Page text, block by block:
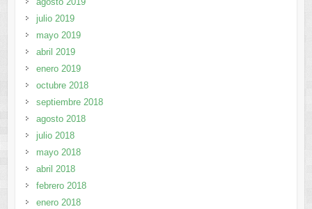
julio 2019
mayo 2019
abril 2019
enero 2019
octubre 2018
septiembre 2018
agosto 2018
julio 2018
mayo 2018
abril 2018
febrero 2018
enero 2018